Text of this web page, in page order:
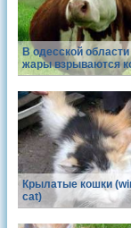
В одесской области
жары взрываются
Крылатые кошки
cat)